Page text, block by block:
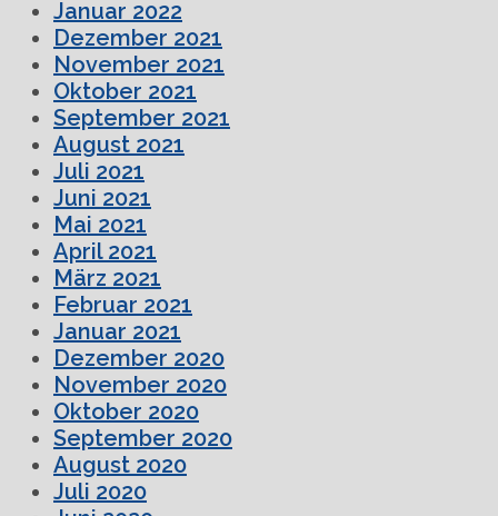
Januar 2022
Dezember 2021
November 2021
Oktober 2021
September 2021
August 2021
Juli 2021
Juni 2021
Mai 2021
April 2021
März 2021
Februar 2021
Januar 2021
Dezember 2020
November 2020
Oktober 2020
September 2020
August 2020
Juli 2020